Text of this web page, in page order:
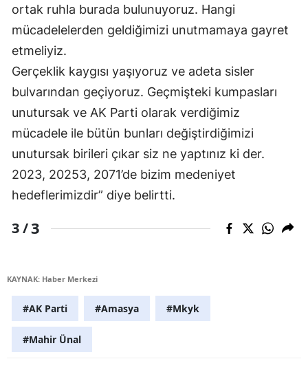
ortak ruhla burada bulunuyoruz. Hangi
mücadelelerden geldiğimizi unutmamaya gayret
etmeliyiz.
Gerçeklik kaygısı yaşıyoruz ve adeta sisler
bulvarından geçiyoruz. Geçmişteki kumpasları
unutursak ve AK Parti olarak verdiğimiz
mücadele ile bütün bunları değiştirdiğimizi
unutursak birileri çıkar siz ne yaptınız ki der.
2023, 20253, 2071’de bizim medeniyet
hedeflerimizdir” diye belirtti.
3 /3
KAYNAK: Haber Merkezi
#AK Parti #Amasya #Mkyk
#Mahir Ünal